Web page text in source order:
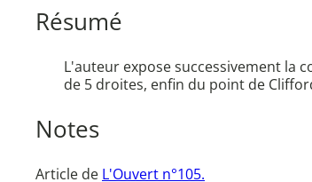
Résumé
L'auteur expose successivement la
de 5 droites, enfin du point de
Notes
Article de L'Ouvert n°105.